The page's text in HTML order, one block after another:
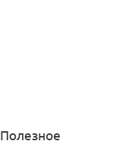
Полезное